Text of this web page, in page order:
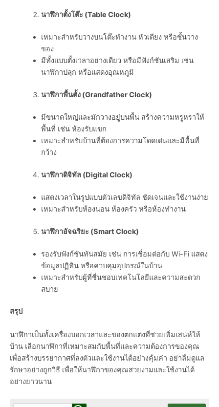
นาฬิกาตั้งโต๊ะ (Table Clock)
เหมาะสำหรับวางบนโต๊ะทำงาน หัวเตียง หรือชั้นวาง
ของ
มีทั้งแบบตั้งเวลาอย่างเดียว หรือมีฟังก์ชันเสริม เช่น
นาฬิกาปลุก หรือแสดงอุณหภูมิ
นาฬิกาพื้นตั้ง (Grandfather Clock)
มีขนาดใหญ่และมักวางอยู่บนพื้น สร้างความหรูหราให้
พื้นที่ เช่น ห้องรับแขก
เหมาะสำหรับบ้านที่ต้องการความโดดเด่นและมีพื้นที่
กว้าง
นาฬิกาดิจิทัล (Digital Clock)
แสดงเวลาในรูปแบบตัวเลขดิจิทัล ชัดเจนและใช้งานง่าย
เหมาะสำหรับห้องนอน ห้องครัว หรือห้องทำงาน
นาฬิกาอัจฉริยะ (Smart Clock)
รองรับฟังก์ชันทันสมัย เช่น การเชื่อมต่อกับ Wi-Fi แสดง
ข้อมูลปฏิทิน หรือควบคุมอุปกรณ์ในบ้าน
เหมาะสำหรับผู้ที่ชื่นชอบเทคโนโลยีและความสะดวก
สบาย
สรุป
นาฬิกาเป็นทั้งเครื่องบอกเวลาและของตกแต่งที่ช่วยเพิ่มเสน่ห์ให้
บ้าน เลือกนาฬิกาที่เหมาะสมกับพื้นที่และความต้องการของคุณ
เพื่อสร้างบรรยากาศที่ลงตัวและใช้งานได้อย่างคุ้มค่า อย่าลืมดูแล
รักษาอย่างถูกวิธี เพื่อให้นาฬิกาของคุณสวยงามและใช้งานได้
อย่างยาวนาน